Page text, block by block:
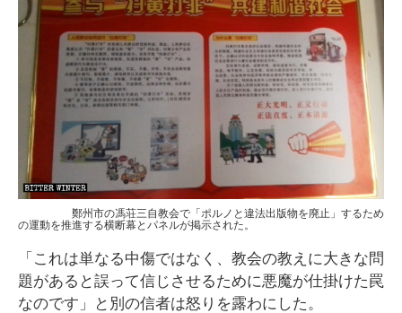
鄭州市の馮荘三自教会で「ポルノと違法出版物を廃止」するため
の運動を推進する横断幕とパネルが掲示された。
「これは単なる中傷ではなく、教会の教えに大きな問
題があると誤って信じさせるために悪魔が仕掛けた罠
なのです」と別の信者は怒りを露わにした。